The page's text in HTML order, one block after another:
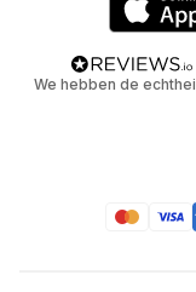
We hebben de